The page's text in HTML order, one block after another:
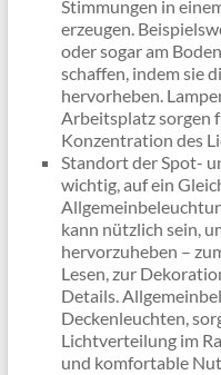
Stimmungen in
erzeugen.
oder sogar am
schaffen, indem sie
hervorheben.
Arbeitsplatz sorgen
Konzentration des
Standort der Spot-
wichtig, auf ein
kann nützlich sein,
hervorzuheben –
Lesen, zur
Details.
Deckenleuchten,
Lichtverteilung im
und komfortable